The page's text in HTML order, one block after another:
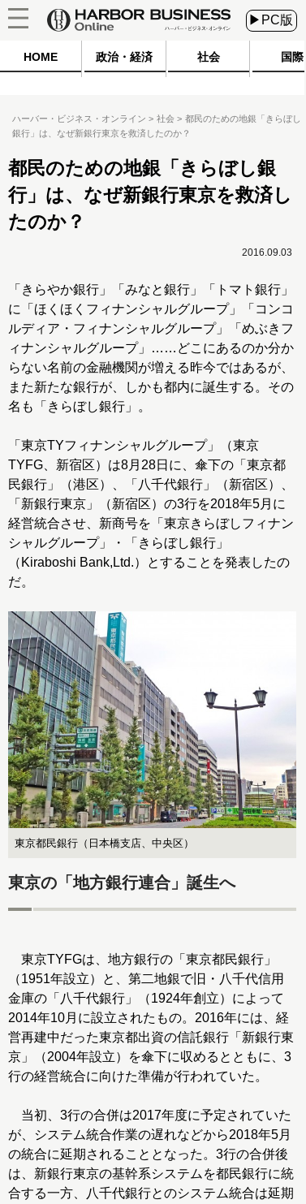
▶PC版
HOME 政治・経済 社会 国際
ハーバー・ビジネス・オンライン 社会
都民のための地銀「きらぼし
銀行」は、なぜ新銀行東京を救済したのか？
都民のための地銀「きらぼし銀
行」は、なぜ新銀行東京を救済し
たのか？
2016.09.03
「きらやか銀行」「みなと銀行」「トマト銀行」
に「ほくほくフィナンシャルグループ」「コンコ
ルディア・フィナンシャルグループ」「めぶきフ
ィナンシャルグループ」……どこにあるのか分か
らない名前の金融機関が増える昨今ではあるが、
また新たな銀行が、しかも都内に誕生する。その
名も「きらぼし銀行」。
「東京TYフィナンシャルグループ」（東京
TYFG、新宿区）は8月28日に、傘下の「東京都
民銀行」（港区）、「八千代銀行」（新宿区）、
「新銀行東京」（新宿区）の3行を2018年5月に
経営統合させ、新商号を「東京きらぼしフィナン
シャルグループ」・「きらぼし銀行」
（Kiraboshi Bank,Ltd.）とすることを発表したの
だ。
東京都民銀行（日本橋支店、中央区）
東京の「地方銀行連合」誕生へ
東京TYFGは、地方銀行の「東京都民銀行」
（1951年設立）と、第二地銀で旧・八千代信用
金庫の「八千代銀行」（1924年創立）によって
2014年10月に設立されたもの。2016年には、経
営再建中だった東京都出資の信託銀行「新銀行東
京」（2004年設立）を傘下に収めるとともに、3
行の経営統合に向けた準備が行われていた。
当初、3行の合併は2017年度に予定されていた
が、システム統合作業の遅れなどから2018年5月
の統合に延期されることとなった。3行の合併後
は、新銀行東京の基幹系システムを都民銀行に統
合する一方、八千代銀行とのシステム統合は延期